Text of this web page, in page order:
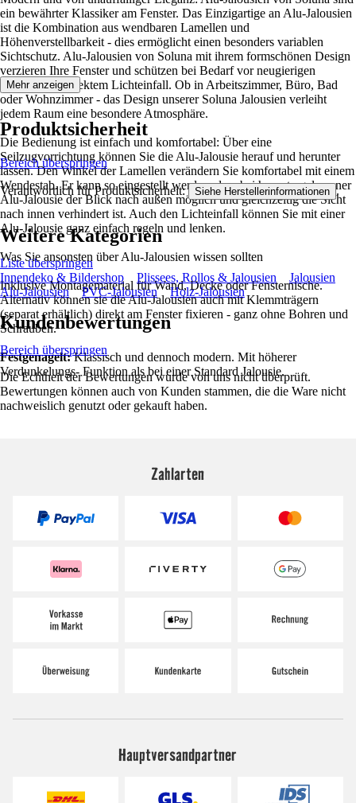
ein bewährter Klassiker am Fenster. Das Einzigartige an Alu-Jalousien
ist die Kombination aus wendbaren Lamellen und
Höhenverstellbarkeit - dies ermöglicht einen besonders variablen
Sichtschutz. Alu-Jalousien von Soluna mit ihrem formschönen Design
verzieren Ihre Fenster und schützen bei Bedarf vor neugierigen
Blicken und direktem Lichteinfall. Ob in Arbeitszimmer, Büro, Bad
oder Wohnzimmer - das Design unserer Soluna Jalousien verleiht
jedem Raum eine besondere Atmosphäre.
Die Bedienung ist einfach und komfortabel: Über eine
Seilzugvorrichtung können Sie die Alu-Jalousie herauf und herunter
lassen. Den Winkel der Lamellen verändern Sie komfortabel mit einem
Wendestab. Er kann so eingestellt werden, dass bei heruntergelassener
Alu-Jalousie der Blick nach außen möglich und gleichzeitig die Sicht
nach innen verhindert ist. Auch den Lichteinfall können Sie mit einer
Alu-Jalousie ganz einfach regeln und lenken.
Was Sie ansonsten über Alu-Jalousien wissen sollten
Inklusive Montagematerial für Wand, Decke oder Fensternische.
Alternativ können sie die Alu-Jalousien auch mit Klemmträgern
(separat erhältlich) direkt am Fenster fixieren - ganz ohne Bohren und
Schrauben.
Festgenagelt:Klassisch und dennoch modern. Mit höherer
Verdunkelungs- Funktion als bei einer Standard Jalousie.
Mehr anzeigen
Produktsicherheit
Bereich überspringen
Verantwortlich für Produktsicherheit: Siehe Herstellerinformationen .
Weitere Kategorien
Liste überspringen
Innendeko & Bildershop
Plissees, Rollos & Jalousien
Jalousien
Alu-Jalousien
PVC-Jalousien Holz-Jalousien
Kundenbewertungen
Bereich überspringen
Die Echtheit der Bewertungen wurde von uns nicht überprüft.
Bewertungen können auch von Kunden stammen, die die Ware nicht
nachweislich genutzt oder gekauft haben.
Zahlarten
Hauptversandpartner